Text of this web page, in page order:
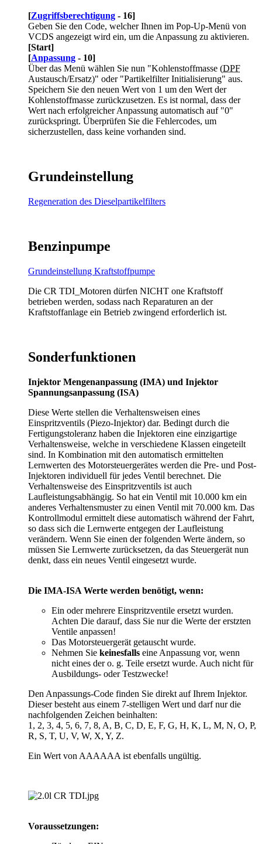
[Zugriffsberechtigung - 16]
Geben Sie den Code, welcher Ihnen im Pop-Up-Menü von
VCDS angezeigt wird ein, um die Anpassung zu aktivieren.
[Start]
[Anpassung - 10]
Über das Menü wählen Sie nun "Kohlenstoffmasse (DPF
Austausch/Ersatz)" oder "Partikelfilter Initialisierung" aus.
Speichern Sie den neuen Wert von 1 um den Wert der
Kohlenstoffmasse zurückzusetzen. Es ist normal, dass der
Wert nach erfolgreicher Anpassung automatisch auf "0"
zurückspringt. Überprüfen Sie die Fehlercodes, um
sicherzustellen, dass keine vorhanden sind.
Grundeinstellung
Regeneration des Dieselpartikelfilters
Benzinpumpe
Grundeinstellung Kraftstoffpumpe
Die CR TDI_Motoren dürfen NICHT one Kraftstoff
betrieben werden, sodass nach Reparaturen an der
Kraftstoffanlage ein Betrieb zwingend erforderlich ist.
Sonderfunktionen
Injektor Mengenanpassung (IMA) und Injektor
Spannungsanpassung (ISA)
Diese Werte stellen die Verhaltensweisen eines
Einspritzventils (Piezo-Injektor) dar. Bedingt durch die
Fertigungstoleranz haben die Injektoren eine einzigartige
Verhaltensweise, welche in verschiedene Klassen eingeteilt
sind. In Kombination mit den automatisch ermittelten
Lernwerten des Motorsteuergerätes werden die Pre- und Post-
Injektoren individuell für jedes Ventil berechnet. Die
Verhaltensweise des Einspritzventils ist auch
Laufleistungsabhängig. So hat ein Ventil mit 10.000 km ein
anderes Verhaltensmuster zu einen Ventil mit 70.000 km. Das
Kontrollmodul ermittelt diese automatisch während der Fahrt,
so dass sich die Lernwerte entgegen der Laufleistung
verändern. Wenn Sie einen der folgenden Werte ändern, so
müssen Sie Lernwerte zurücksetzen, da das Steuergerät nun
denkt, dass ein neues Ventil eingesetzt wurde.
Die IMA-ISA Werte werden benötigt, wenn:
Ein oder mehrere Einspritzventile ersetzt wurden.
Achten Die darauf, dass Sie nur die Werte der erstzten
Ventile anpassen!
Das Motorsteuergerät getauscht wurde.
Nehmen Sie keinesfalls eine Anpassung vor, wenn
nicht eines der o. g. Teile ersetzt wurde. Auch nicht für
Ausbildungs- oder Testzwecke!
Den Anpassungs-Code finden Sie direkt auf Ihrem Injektor.
Dieser besteht aus einem 7-stelligen Wert und darf nur die
nachfolgenden Zeichen beinhalten:
1, 2, 3, 4, 5, 6, 7, 8, A, B, C, D, E, F, G, H, K, L, M, N, O, P,
R, S, T, U, V, W, X, Y, Z.
Ein Wert von AAAAAA ist ebenfalls ungültig.
Voraussetzungen: